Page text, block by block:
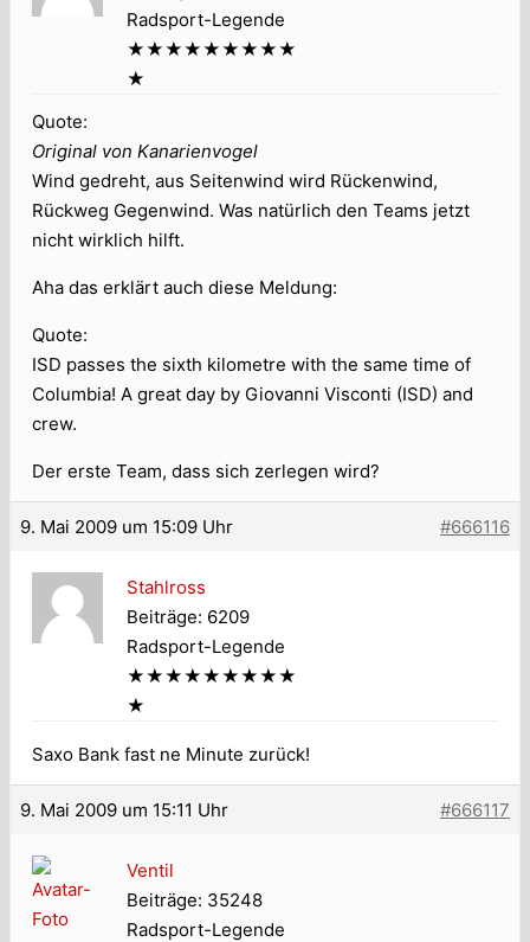
Radsport-Legende
★★★★★★★★★
★
Quote:
Original von Kanarienvogel
Wind gedreht, aus Seitenwind wird Rückenwind,
Rückweg Gegenwind. Was natürlich den Teams jetzt
nicht wirklich hilft.
Aha das erklärt auch diese Meldung:
Quote:
ISD passes the sixth kilometre with the same time of
Columbia! A great day by Giovanni Visconti (ISD) and
crew.
Der erste Team, dass sich zerlegen wird?
9. Mai 2009 um 15:09 Uhr #666116
Stahlross
Beiträge: 6209
Radsport-Legende
★★★★★★★★★
★
Saxo Bank fast ne Minute zurück!
9. Mai 2009 um 15:11 Uhr #666117
Ventil
Beiträge: 35248
Radsport-Legende